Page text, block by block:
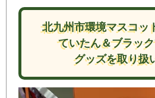
北九州市環境マスコッ
ていたん＆ブラッ
グッズを取り扱